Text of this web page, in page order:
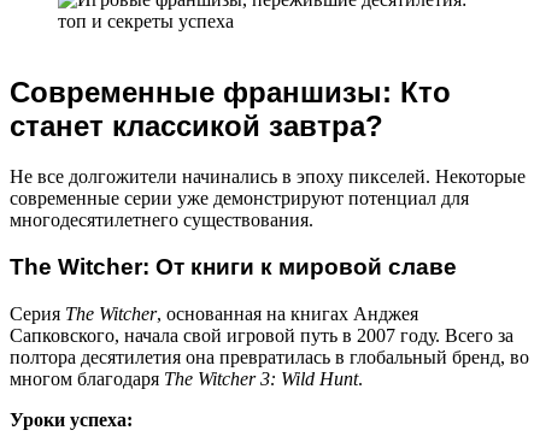
Современные франшизы: Кто
станет классикой завтра?
Не все долгожители начинались в эпоху пикселей. Некоторые
современные серии уже демонстрируют потенциал для
многодесятилетнего существования.
The Witcher: От книги к мировой славе
Серия The Witcher, основанная на книгах Анджея
Сапковского, начала свой игровой путь в 2007 году. Всего за
полтора десятилетия она превратилась в глобальный бренд, во
многом благодаря The Witcher 3: Wild Hunt.
Уроки успеха: